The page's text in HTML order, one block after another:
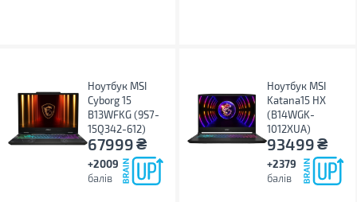
Ноутбук MSI
Cyborg 15
B13WFKG (9S7-
15Q342-612)
67999₴
+2009
балів
Ноутбук MSI
Katana15 HX
(B14WGK-
1012XUA)
93499₴
+2379
балів